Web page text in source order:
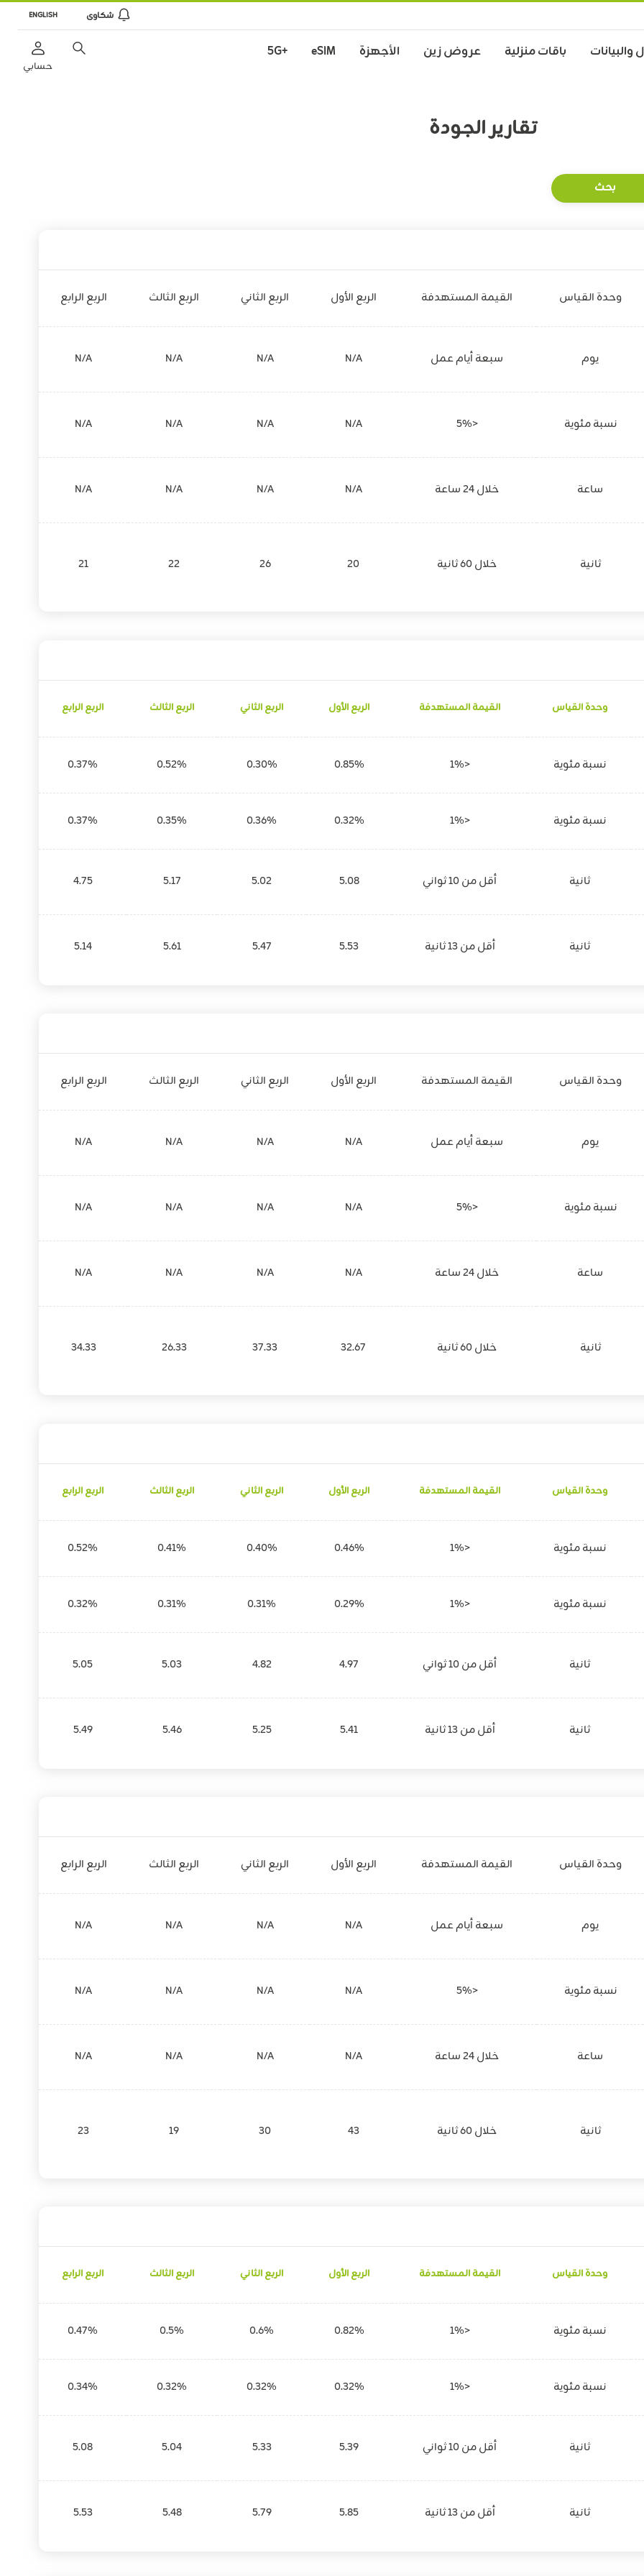
ENGLISH شكاوى
والبيانات باقات منزلية عروض زين الأجهزة eSIM
+5G
حسابي
تقارير الجودة
وحدة القياس القيمة المستهدفة الربع الأول الربع الثاني الربع الثالث الربع الرابع
يوم سبعة أيام عمل N/A
N/A
N/A
N/A
نسبة مئوية <5%
N/A
N/A
N/A
N/A
ساعة خلال 24 ساعة N/A
N/A
N/A
N/A
ثانية خلال 60 ثانية 20
26
22
21
وحدة القياس القيمة المستهدفة الربع الأول الربع الثاني الربع الثالث الربع الرابع
نسبة مئوية <1%
0.85%
0.30%
0.52%
0.37%
نسبة مئوية <1%
0.32%
0.36%
0.35%
0.37%
ثانية أقل من 10 ثواني 5.08
5.02
5.17
4.75
ثانية أقل من 13 ثانية 5.53
5.47
5.61
5.14
وحدة القياس القيمة المستهدفة الربع الأول الربع الثاني الربع الثالث الربع الرابع
يوم سبعة أيام عمل N/A
N/A
N/A
N/A
نسبة مئوية <5%
N/A
N/A
N/A
N/A
ساعة خلال 24 ساعة N/A
N/A
N/A
N/A
ثانية خلال 60 ثانية 32.67
37.33
26.33
34.33
وحدة القياس القيمة المستهدفة الربع الأول الربع الثاني الربع الثالث الربع الرابع
نسبة مئوية <1%
0.46%
0.40%
0.41%
0.52%
نسبة مئوية <1%
0.29%
0.31%
0.31%
0.32%
ثانية أقل من 10 ثواني 4.97
4.82
5.03
5.05
ثانية أقل من 13 ثانية 5.41
5.25
5.46
5.49
وحدة القياس القيمة المستهدفة الربع الأول الربع الثاني الربع الثالث الربع الرابع
يوم سبعة أيام عمل N/A
N/A
N/A
N/A
نسبة مئوية <5%
N/A
N/A
N/A
N/A
ساعة خلال 24 ساعة N/A
N/A
N/A
N/A
ثانية خلال 60 ثانية 43
30
19
23
وحدة القياس القيمة المستهدفة الربع الأول الربع الثاني الربع الثالث الربع الرابع
نسبة مئوية <1%
0.82%
0.6%
0.5%
0.47%
نسبة مئوية <1%
0.32%
0.32%
0.32%
0.34%
ثانية أقل من 10 ثواني 5.39
5.33
5.04
5.08
ثانية أقل من 13 ثانية 5.85
5.79
5.48
5.53